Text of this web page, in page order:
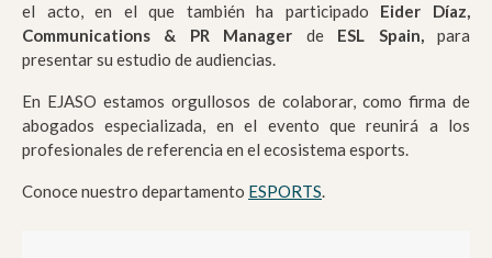
el acto, en el que también ha participado Eider Díaz,
Communications & PR Manager de ESL Spain,para
presentar su estudio de audiencias.
En EJASO estamos orgullosos de colaborar, como firma de
abogados especializada, en el evento que reunirá a los
profesionales de referencia en el ecosistema esports.
Conoce nuestro departamento ESPORTS.